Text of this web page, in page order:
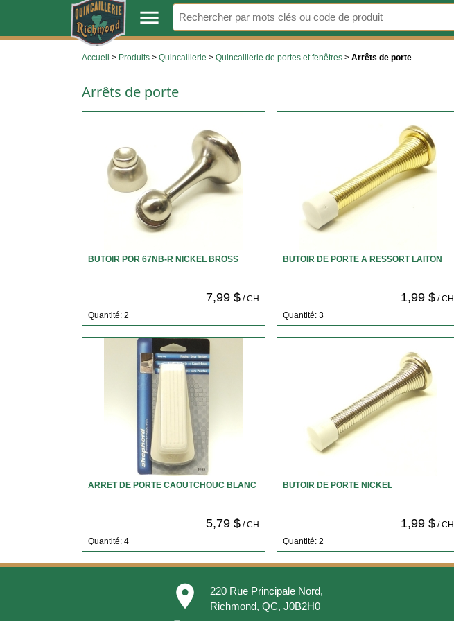
. menu
Accueil > Produits > Quincaillerie > Quincaillerie de portes et fenêtres > Arrêts de porte
Arrêts de porte
BUTOIR POR 67NB-R NICKEL BROSS
7,99 $/ CH
Quantité: 2
BUTOIR DE PORTE A RESSORT LAITON
1,99 $/ CH
Quantité: 3
ARRET DE PORTE CAOUTCHOUC BLANC
5,79 $/ CH
Quantité: 4
BUTOIR DE PORTE NICKEL
1,99 $/ CH
Quantité: 2
place
220 Rue Principale Nord,
Richmond, QC, J0B2H0